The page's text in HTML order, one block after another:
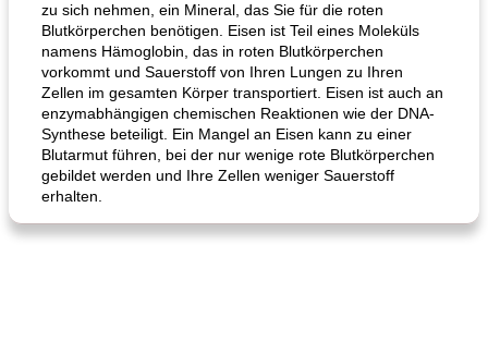
Hühnchen, Süßkartoffelsuppe
zu sich nehmen, ein Mineral, das Sie für die roten
Blutkörperchen benötigen. Eisen ist Teil eines Moleküls
namens Hämoglobin, das in roten Blutkörperchen
vorkommt und Sauerstoff von Ihren Lungen zu Ihren
Zellen im gesamten Körper transportiert. Eisen ist auch an
enzymabhängigen chemischen Reaktionen wie der DNA-
Synthese beteiligt. Ein Mangel an Eisen kann zu einer
Blutarmut führen, bei der nur wenige rote Blutkörperchen
gebildet werden und Ihre Zellen weniger Sauerstoff
erhalten.